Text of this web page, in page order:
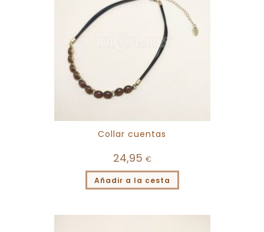
Collar cuentas
24,95 €
Añadir a la cesta